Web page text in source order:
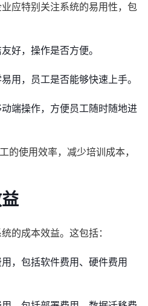
应特别关注系统的易用性，包
好，操作是否方便。
用，员工是否能够快速上手。
端操作，方便员工随时随地进
的使用效率，减少培训成本，
的成本效益。这包括：
，包括软件费用、硬件费用